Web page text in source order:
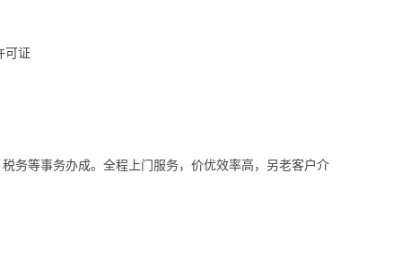
可证
务等事务办成。全程上门服务，价优效率高，另老客户介